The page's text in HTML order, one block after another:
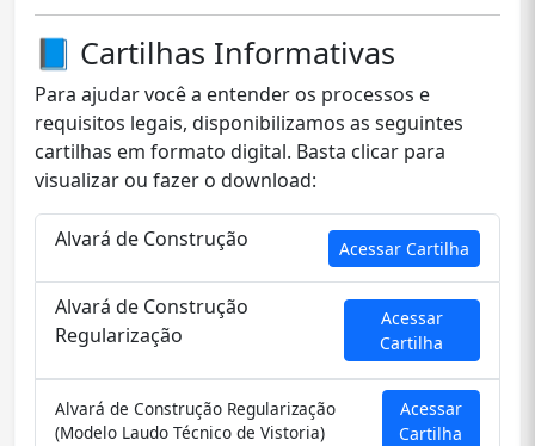
📘 Cartilhas Informativas
Para ajudar você a entender os processos e
requisitos legais, disponibilizamos as seguintes
cartilhas em formato digital. Basta clicar para
visualizar ou fazer o download:
Alvará de Construção Acessar Cartilha
Alvará de Construção
Regularização
Acessar
Cartilha
Alvará de Construção Regularização
(Modelo Laudo Técnico de Vistoria)
Acessar
Cartilha